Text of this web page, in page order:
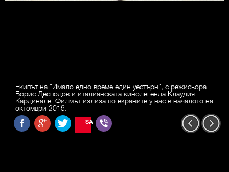
Екипът на "Имало едно време един уестърн", с режисьора
Борис Десподов и италианската кинолегенда Клаудия
Кардинале. Филмът излиза по екраните у нас в началото на
октомври 2015.
SAVE